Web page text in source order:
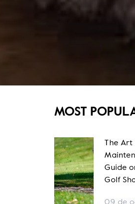
MOST
The Art
Guide
Golf
09 de